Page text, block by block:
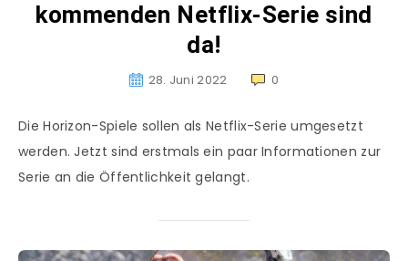
kommenden Netflix-Serie sind
da!
28. Juni 2022 0
Die Horizon-Spiele sollen als Netflix-Serie umgesetzt
werden. Jetzt sind erstmals ein paar Informationen zur
Serie an die Öffentlichkeit gelangt.